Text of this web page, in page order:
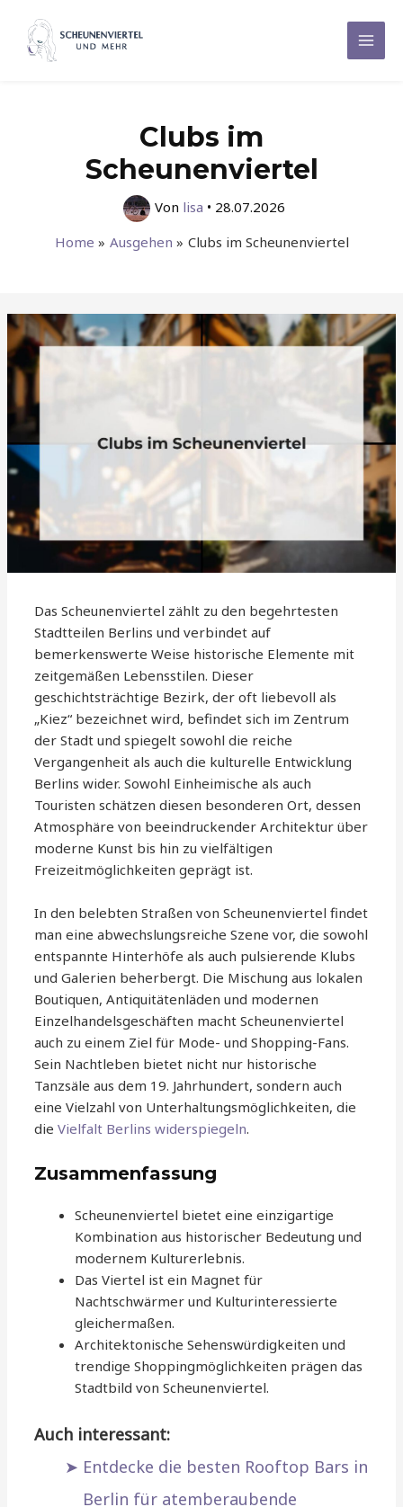
Inhalt
springen
Main
Clubs im
Scheunenviertel
Von lisa • 28.07.2026
Home
Ausgehen Clubs im Scheunenviertel
Das Scheunenviertel zählt zu den begehrtesten
Stadtteilen Berlins und verbindet auf
bemerkenswerte Weise historische Elemente mit
zeitgemäßen Lebensstilen. Dieser
geschichtsträchtige Bezirk, der oft liebevoll als
„Kiez“ bezeichnet wird, befindet sich im Zentrum
der Stadt und spiegelt sowohl die reiche
Vergangenheit als auch die kulturelle Entwicklung
Berlins wider. Sowohl Einheimische als auch
Touristen schätzen diesen besonderen Ort, dessen
Atmosphäre von beeindruckender Architektur über
moderne Kunst bis hin zu vielfältigen
Freizeitmöglichkeiten geprägt ist.
In den belebten Straßen von Scheunenviertel findet
man eine abwechslungsreiche Szene vor, die sowohl
entspannte Hinterhöfe als auch pulsierende Klubs
und Galerien beherbergt. Die Mischung aus lokalen
Boutiquen, Antiquitätenläden und modernen
Einzelhandelsgeschäften macht Scheunenviertel
auch zu einem Ziel für Mode- und Shopping-Fans.
Sein Nachtleben bietet nicht nur historische
Tanzsäle aus dem 19. Jahrhundert, sondern auch
eine Vielzahl von Unterhaltungsmöglichkeiten, die
dieVielfalt Berlins widerspiegeln.
Zusammenfassung
Scheunenviertel bietet eine einzigartige
Kombination aus historischer Bedeutung und
modernem Kulturerlebnis.
Das Viertel ist ein Magnet für
Nachtschwärmer und Kulturinteressierte
gleichermaßen.
Architektonische Sehenswürdigkeiten und
trendige Shoppingmöglichkeiten prägen das
Stadtbild von Scheunenviertel.
Auch interessant:
Entdecke die besten Rooftop Bars in
Berlin für atemberaubende